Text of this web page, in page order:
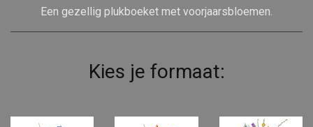
Een gezellig plukboeket met voorjaarsbloemen.
Kies je formaat: